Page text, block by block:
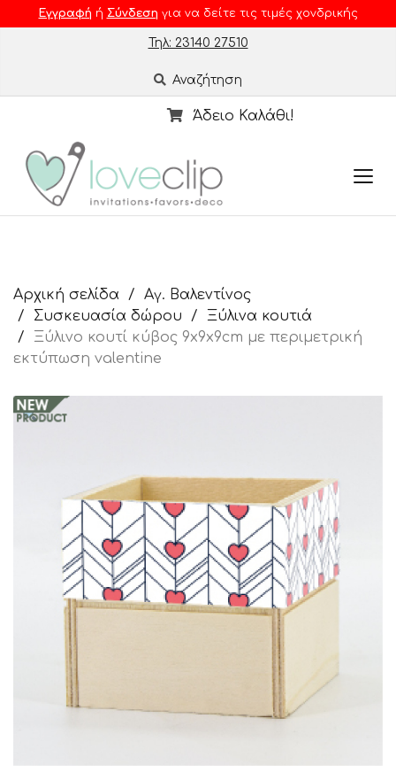
Εγγραφή ή Σύνδεση για να δείτε τις τιμές χονδρικής
Τηλ: 23140 27510
Αναζήτηση
Άδειο Καλάθι!
Αρχική σελίδα
Αγ. Βαλεντίνος
Συσκευασία δώρου
Ξύλινα κουτιά
Ξύλινο κουτί κύβος 9x9x9cm με περιμετρική
εκτύπωση valentine